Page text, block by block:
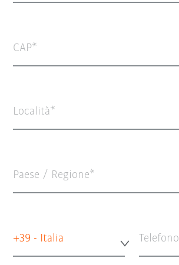
CAP
Località
Paese / Regione*
+39 - Italia Telefono